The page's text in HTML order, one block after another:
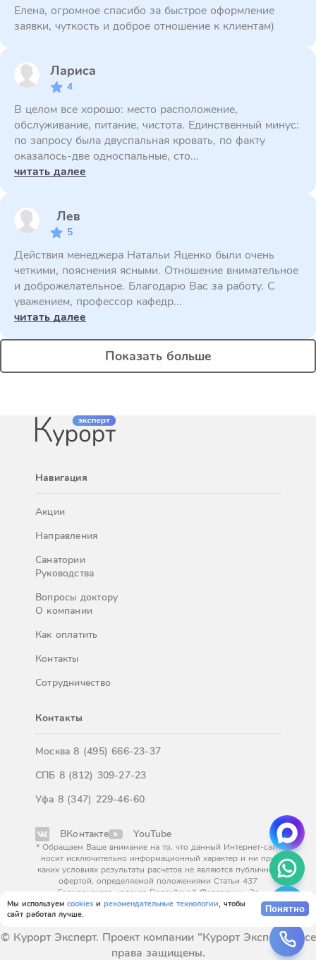
Мы используем cookies и рекомендательные технологии, чтобы
сайт работал лучше.
Понятно
Елена, огромное спасибо за быстрое оформление
заявки, чуткость и доброе отношение к клиентам)
Лариса
4
В целом все хорошо: место расположение,
обслуживание, питание, чистота. Единственный минус:
по запросу была двуспальная кровать, по факту
оказалось-две односпальные, сто...
читать далее
Лев
5
Действия менеджера Натальи Яценко были очень
четкими, пояснения ясными. Отношение внимательное
и доброжелательное. Благодарю Вас за работу. С
уважением, профессор кафедр...
читать далее
Показать больше
Навигация
Акции
Направления
Санатории
Руководства
Вопросы доктору
О компании
Как оплатить
Контакты
Сотрудничество
Контакты
Москва8 (495) 666-23-37
СПБ 8 (812) 309-27-23
Уфа 8 (347) 229-46-60
ВКонтакте YouTube
* Обращаем Ваше внимание на то, что данный Интернет-сайт
носит исключительно информационный характер и ни при
каких условиях результаты расчетов не являются публичной
офертой, определяемой положениями Статьи 437
Гражданского кодекса Российской Федерации. За
окончательным расчетом обращайтесь к нашим менеджерам.
© Курорт Эксперт. Проект компании "Курорт Эксперт". Все
права защищены.